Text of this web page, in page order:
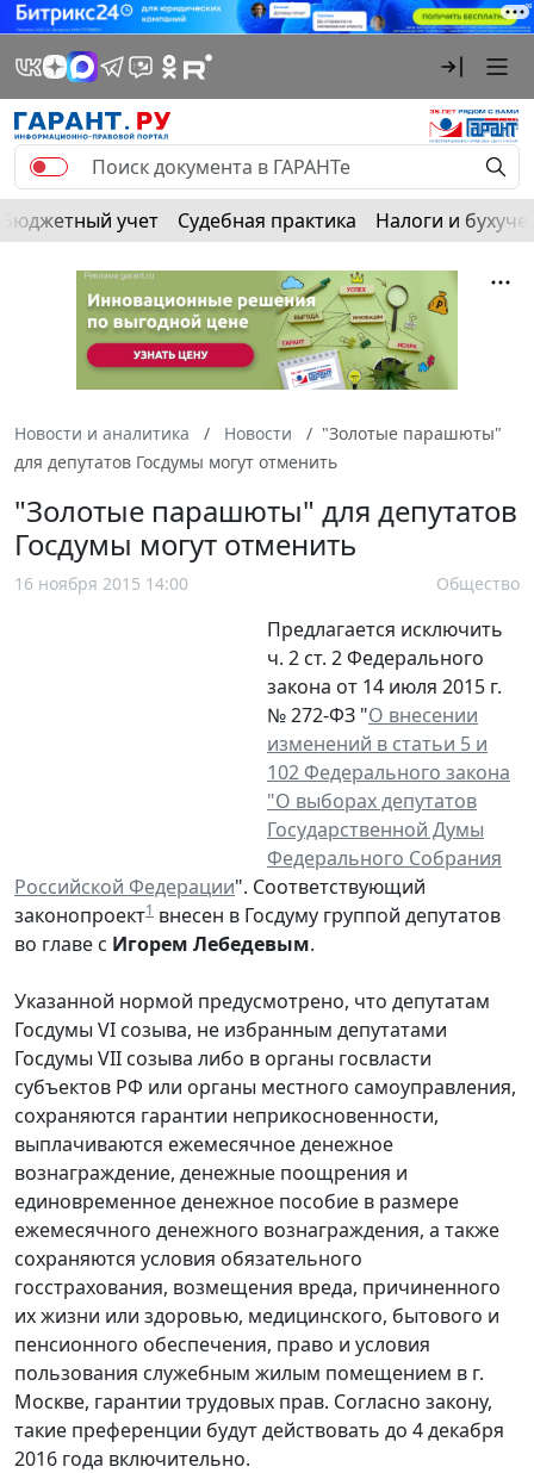
Бюджетный учет Судебная практика Налоги и
Новости и аналитика Новости
"Золотые парашюты"
для депутатов Госдумы могут отменить
"Золотые парашюты" для депутатов
Госдумы могут отменить
16 ноября 2015 14:00 Общество
Предлагается исключить
ч. 2 ст. 2 Федерального
закона от 14 июля 2015 г.
№ 272-ФЗ "О внесении
изменений в статьи 5 и
102 Федерального закона
"О выборах депутатов
Государственной Думы
Федерального Собрания
Российской Федерации". Соответствующий
законопроект1 внесен в Госдуму группой депутатов
во главе с Игорем Лебедевым.
Указанной нормой предусмотрено, что депутатам
Госдумы VI созыва, не избранным депутатами
Госдумы VII созыва либо в органы госвласти
субъектов РФ или органы местного самоуправления,
сохраняются гарантии неприкосновенности,
выплачиваются ежемесячное денежное
вознаграждение, денежные поощрения и
единовременное денежное пособие в размере
ежемесячного денежного вознаграждения, а также
сохраняются условия обязательного
госстрахования, возмещения вреда, причиненного
их жизни или здоровью, медицинского, бытового и
пенсионного обеспечения, право и условия
пользования служебным жилым помещением в г.
Москве, гарантии трудовых прав. Согласно закону,
такие преференции будут действовать до 4 декабря
2016 года включительно.